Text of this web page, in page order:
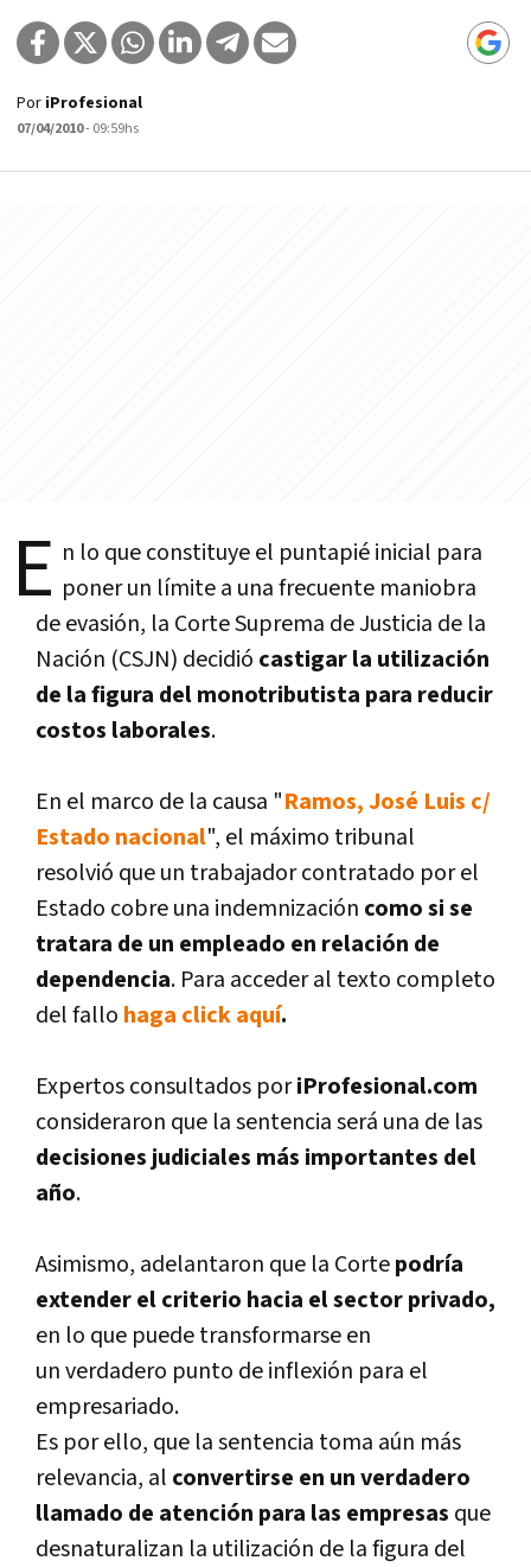
Por iProfesional
07/04/2010- 09:59hs
E n lo que constituye el puntapié inicial para
poner un límite a una frecuente maniobra
de evasión, la Corte Suprema de Justicia de la
Nación (CSJN) decidió castigar la utilización
de la figura del monotributista para reducir
costos laborales.
En el marco de la causa "Ramos, José Luis c/
Estado nacional", el máximo tribunal
resolvió que un trabajador contratado por el
Estado cobre una indemnización como si se
tratara de un empleado en relación de
dependencia. Para acceder al texto completo
del fallo haga click aquí.
Expertos consultados poriProfesional.com
consideraron que la sentencia será una de las
decisiones judiciales más importantes del
año.
Asimismo, adelantaron que la Cortepodría
extender el criterio hacia el sector privado,
en lo que puede transformarse en
un verdadero punto de inflexión para el
empresariado.
Es por ello, que la sentencia toma aún más
relevancia, al convertirse en un verdadero
llamado de atención para las empresas que
desnaturalizan la utilización de la figura del